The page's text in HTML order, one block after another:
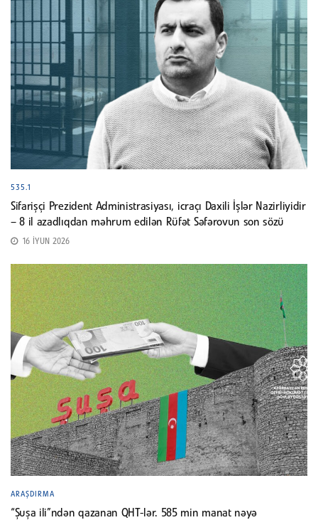
535.1
Sifarişçi Prezident Administrasiyası, icraçı Daxili İşlər Nazirliyidir
– 8 il azadlıqdan məhrum edilən Rüfət Səfərovun son sözü
16 İYUN 2026
ARAŞDIRMA
“Şuşa ili”ndən qazanan QHT-lər. 585 min manat nəyə